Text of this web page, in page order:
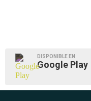
DISPONIBLE EN
Google Play